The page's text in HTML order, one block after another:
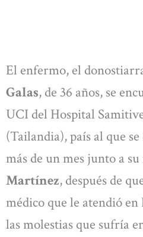
El enfermo, el
Galas, de 36 años, se
UCI del Hospital
(Tailandia), país al que
más de un mes junto a
Martínez, después de
médico que le atendió
las molestias que sufría